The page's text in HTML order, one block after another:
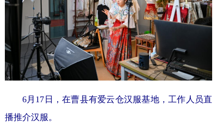
6月17日，在曹县有爱云仓汉服基地，工作人员直
播推介汉服。